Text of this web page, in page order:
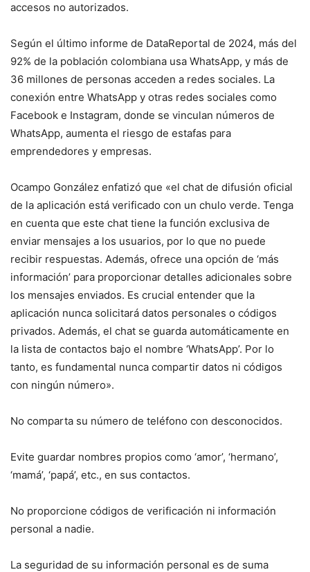
accesos no autorizados.
Según el último informe de DataReportal de 2024, más del
92% de la población colombiana usa WhatsApp, y más de
36 millones de personas acceden a redes sociales. La
conexión entre WhatsApp y otras redes sociales como
Facebook e Instagram, donde se vinculan números de
WhatsApp, aumenta el riesgo de estafas para
emprendedores y empresas.
Ocampo González enfatizó que «el chat de difusión oficial
de la aplicación está verificado con un chulo verde. Tenga
en cuenta que este chat tiene la función exclusiva de
enviar mensajes a los usuarios, por lo que no puede
recibir respuestas. Además, ofrece una opción de ‘más
información’ para proporcionar detalles adicionales sobre
los mensajes enviados. Es crucial entender que la
aplicación nunca solicitará datos personales o códigos
privados. Además, el chat se guarda automáticamente en
la lista de contactos bajo el nombre ‘WhatsApp’. Por lo
tanto, es fundamental nunca compartir datos ni códigos
con ningún número».
No comparta su número de teléfono con desconocidos.
Evite guardar nombres propios como ‘amor’, ‘hermano’,
‘mamá’, ‘papá’, etc., en sus contactos.
No proporcione códigos de verificación ni información
personal a nadie.
La seguridad de su información personal es de suma